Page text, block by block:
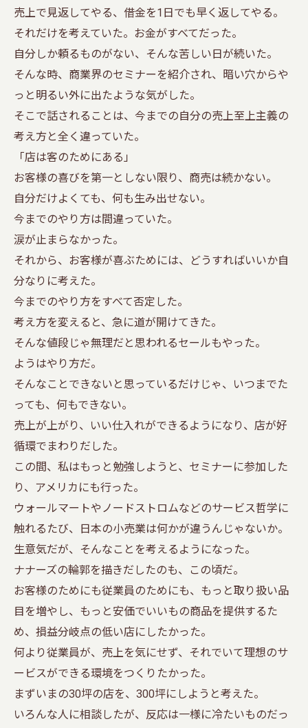
売上で見返してやる、借金を1日でも早く返してやる。
それだけを考えていた。お金がすべてだった。
自分しか頼るものがない、そんな苦しい日が続いた。
そんな時、商業界のセミナーを紹介され、暗い穴からや
っと明るい外に出たような気がした。
そこで話されることは、今までの自分の売上至上主義の
考え方と全く違っていた。
「店は客のためにある」
お客様の喜びを第一としない限り、商売は続かない。
自分だけよくても、何も生み出せない。
今までのやり方は間違っていた。
涙が止まらなかった。
それから、お客様が喜ぶためには、どうすればいいか自
分なりに考えた。
今までのやり方をすべて否定した。
考え方を変えると、急に道が開けてきた。
そんな値段じゃ無理だと思われるセールもやった。
ようはやり方だ。
そんなことできないと思っているだけじゃ、いつまでた
っても、何もできない。
売上が上がり、いい仕入れができるようになり、店が好
循環でまわりだした。
この間、私はもっと勉強しようと、セミナーに参加した
り、アメリカにも行った。
ウォールマートやノードストロムなどのサービス哲学に
触れるたび、日本の小売業は何かが違うんじゃないか。
生意気だが、そんなことを考えるようになった。
ナナーズの輪郭を描きだしたのも、この頃だ。
お客様のためにも従業員のためにも、もっと取り扱い品
目を増やし、もっと安価でいいもの商品を提供するた
め、損益分岐点の低い店にしたかった。
何より従業員が、売上を気にせず、それでいて理想のサ
ービスができる環境をつくりたかった。
まずいまの30坪の店を、300坪にしようと考えた。
いろんな人に相談したが、反応は一様に冷たいものだっ